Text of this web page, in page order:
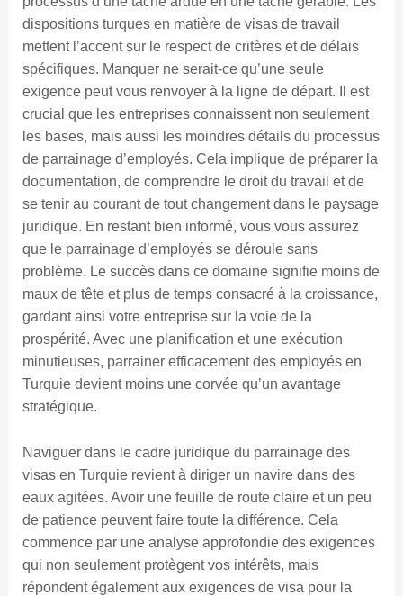
dispositions turques en matière de visas de travail
mettent l’accent sur le respect de critères et de délais
spécifiques. Manquer ne serait-ce qu’une seule
exigence peut vous renvoyer à la ligne de départ. Il est
crucial que les entreprises connaissent non seulement
les bases, mais aussi les moindres détails du processus
de parrainage d’employés. Cela implique de préparer la
documentation, de comprendre le droit du travail et de
se tenir au courant de tout changement dans le paysage
juridique. En restant bien informé, vous vous assurez
que le parrainage d’employés se déroule sans
problème. Le succès dans ce domaine signifie moins de
maux de tête et plus de temps consacré à la croissance,
gardant ainsi votre entreprise sur la voie de la
prospérité. Avec une planification et une exécution
minutieuses, parrainer efficacement des employés en
Turquie devient moins une corvée qu’un avantage
stratégique.
Naviguer dans le cadre juridique du parrainage des
visas en Turquie revient à diriger un navire dans des
eaux agitées. Avoir une feuille de route claire et un peu
de patience peuvent faire toute la différence. Cela
commence par une analyse approfondie des exigences
qui non seulement protègent vos intérêts, mais
répondent également aux exigences de visa pour la